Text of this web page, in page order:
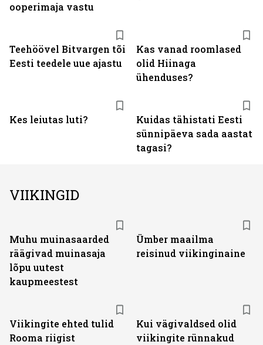
Teehöövel Bitvargen tõi
Eesti teedele uue ajastu
Kas vanad roomlased
olid Hiinaga
ühenduses?
Kes leiutas luti?
Kuidas tähistati Eesti
sünnipäeva sada aastat
tagasi?
ooperimaja vastu
VIIKINGID
Muhu muinasaarded
räägivad muinasaja
lõpu uutest
kaupmeestest
Ümber maailma
reisinud viikinginaine
Viikingite ehted tulid
Rooma riigist
Kui vägivaldsed olid
viikingite rünnakud